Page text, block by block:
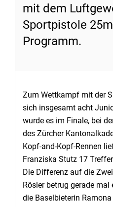
mit dem
Sportpistole
Programm.
Zum Wettkampf mit der
sich insgesamt acht
wurde es im Finale, bei
des Zürcher
Kopf-and-Kopf-Rennen
Franziska Stutz 17
Die Differenz auf die
Rösler betrug gerade
die Baselbieterin Ramona